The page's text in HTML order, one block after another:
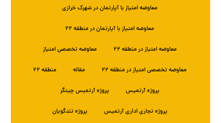
معاوضه امتیاز با آپارتمان در شهرک خرازی
معاوضه امتیاز با آپارتمان در منطقه ۲۲
معاوضه امتیاز در منطقه ۲۲ معاوضه تخصصی امتیاز
معاوضه تخصصی امتیاز در منطقه ۲۲ مقاله منطقه ۲۲
پروژه آرتمیس پروژه آرتمیس چیتگر
پروژه تجاری اداری آرتمیس پروژه تندگویان